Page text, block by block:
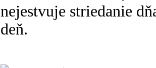
nejestvuje striedanie
deň.